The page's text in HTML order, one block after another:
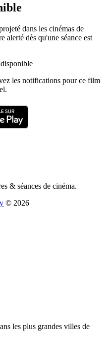
dans les cinémas de
alerté dès qu'une séance est
disponible
les notifications pour ce film
& séances de cinéma.
© 2026
les plus grandes villes de